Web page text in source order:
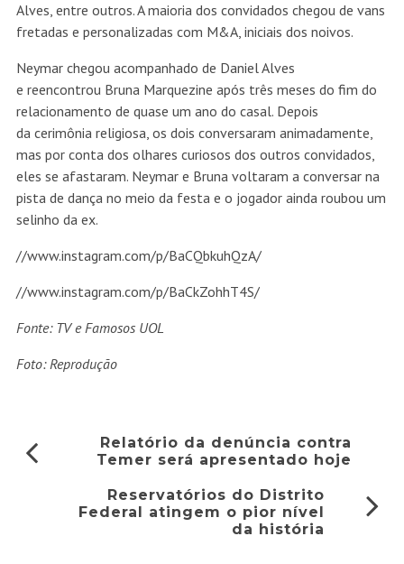
Alves, entre outros. A maioria dos convidados chegou de vans
fretadas e personalizadas com M&A, iniciais dos noivos.
Neymar chegou acompanhado de Daniel Alves
e reencontrou Bruna Marquezine após três meses do fim do
relacionamento de quase um ano do casal. Depois
da cerimônia religiosa, os dois conversaram animadamente,
mas por conta dos olhares curiosos dos outros convidados,
eles se afastaram. Neymar e Bruna voltaram a conversar na
pista de dança no meio da festa e o jogador ainda roubou um
selinho da ex.
//www.instagram.com/p/BaCQbkuhQzA/
//www.instagram.com/p/BaCkZohhT4S/
Fonte: TV e Famosos UOL
Foto: Reprodução
Relatório da denúncia contra
Temer será apresentado hoje
Reservatórios do Distrito
Federal atingem o pior nível
da história